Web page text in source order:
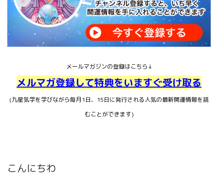
メールマガジンの登録はこちら↓
メルマガ登録して特典をいますぐ受け取る
(九星気学を学びながら毎月1日、15日に発行される人気の最新開運情報を読
むことができます)
こんにちわ